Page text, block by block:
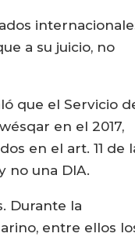
a su juicio, no
que el Servicio
en el 2017,
en el art. 11 de
no una DIA.
Durante la
entre ellos